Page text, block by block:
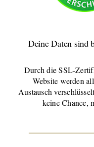
Deine Daten sind
Durch die SSL-
Website werden
Austausch
keine Chance,